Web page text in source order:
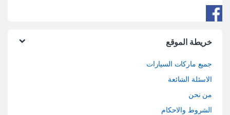
خريطة الموقع
جميع ماركات السيارات
الاسئلة الشائعة
من نحن
الشروط والاحكام